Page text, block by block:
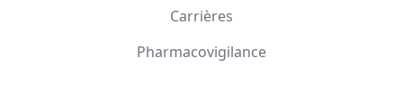
Carrières
Pharmacovigilance